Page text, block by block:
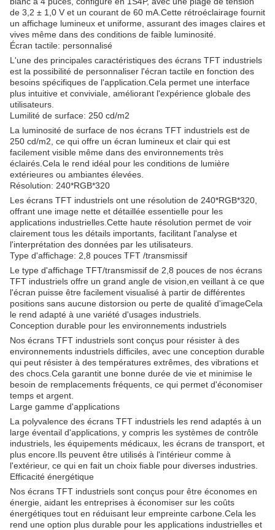
de 3,2 ± 1,0 V et un courant de 60 mA.Cette rétroéclairage fournit
un affichage lumineux et uniforme, assurant des images claires et
vives même dans des conditions de faible luminosité.
Écran tactile: personnalisé
L'une des principales caractéristiques des écrans TFT industriels
est la possibilité de personnaliser l'écran tactile en fonction des
besoins spécifiques de l'application.Cela permet une interface
plus intuitive et conviviale, améliorant l'expérience globale des
utilisateurs.
Lumilité de surface: 250 cd/m2
La luminosité de surface de nos écrans TFT industriels est de
250 cd/m2, ce qui offre un écran lumineux et clair qui est
facilement visible même dans des environnements très
éclairés.Cela le rend idéal pour les conditions de lumière
extérieures ou ambiantes élevées.
Résolution: 240*RGB*320
Les écrans TFT industriels ont une résolution de 240*RGB*320,
offrant une image nette et détaillée essentielle pour les
applications industrielles.Cette haute résolution permet de voir
clairement tous les détails importants, facilitant l'analyse et
l'interprétation des données par les utilisateurs.
Type d'affichage: 2,8 pouces TFT /transmissif
Le type d'affichage TFT/transmissif de 2,8 pouces de nos écrans
TFT industriels offre un grand angle de vision,en veillant à ce que
l'écran puisse être facilement visualisé à partir de différentes
positions sans aucune distorsion ou perte de qualité d'imageCela
le rend adapté à une variété d'usages industriels.
Conception durable pour les environnements industriels
Nos écrans TFT industriels sont conçus pour résister à des
environnements industriels difficiles, avec une conception durable
qui peut résister à des températures extrêmes, des vibrations et
des chocs.Cela garantit une bonne durée de vie et minimise le
besoin de remplacements fréquents, ce qui permet d'économiser
temps et argent.
Large gamme d'applications
La polyvalence des écrans TFT industriels les rend adaptés à un
large éventail d'applications, y compris les systèmes de contrôle
industriels, les équipements médicaux, les écrans de transport, et
plus encore.Ils peuvent être utilisés à l'intérieur comme à
l'extérieur, ce qui en fait un choix fiable pour diverses industries.
Efficacité énergétique
Nos écrans TFT industriels sont conçus pour être économes en
énergie, aidant les entreprises à économiser sur les coûts
énergétiques tout en réduisant leur empreinte carbone.Cela les
rend une option plus durable pour les applications industrielles et